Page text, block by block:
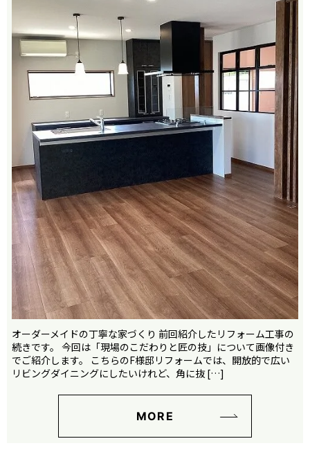
オーダーメイドの丁寧な家づくり 前回紹介したリフォーム工事の
続きです。 今回は「現場のこだわりと匠の技」について画像付き
でご紹介します。 こちらのF様邸リフォームでは、開放的で広い
リビングダイニングにしたいけれど、角に抜 […]
MORE